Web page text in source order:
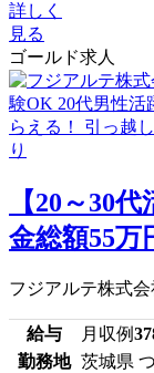
詳しく
見る
ゴールド求人
【20～30
金総額55万
フジアルテ株式会
給与 月収例
勤務地 茨城県